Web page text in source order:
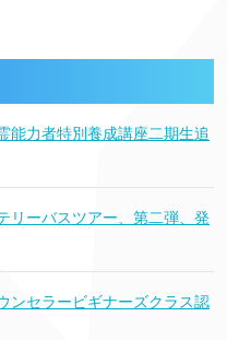
能力者特別養成講座二期生追
リーバスツアー、第二弾、発
ンセラービギナーズクラス認